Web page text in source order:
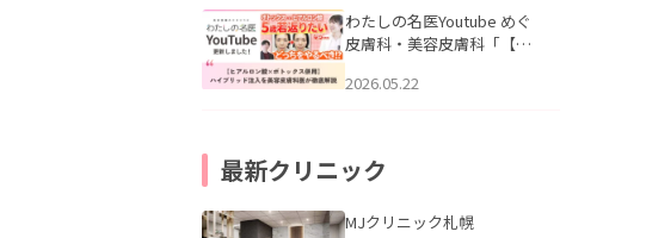
た。
わたしの名医Youtube めぐ
皮膚科・美容皮膚科「【ヒ
用】ハイブリッド注入を美
2026.05.22
最新クリニック
MJクリニック札幌